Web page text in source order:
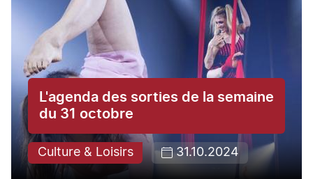
L'agenda des sorties de la semaine
du 31 octobre
Culture & Loisirs 31.10.2024